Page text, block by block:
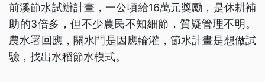
前溪節水試辦計畫，一公頃給16萬元獎勵，是休耕補
助的3倍多，但不少農民不知細節，質疑管理不明。
農水署回應，關水門是因應輪灌，節水計畫是想做試
驗，找出水稻節水模式。